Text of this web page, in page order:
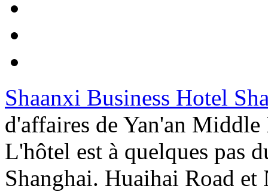
Shaanxi Business Hotel
d'affaires de Yan'an
L'hôtel est à quelques pas
Shanghai. Huaihai Road